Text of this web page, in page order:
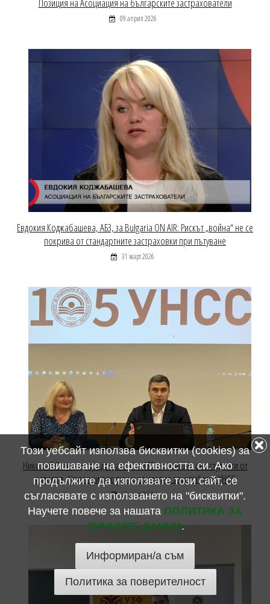
09 април 2026
Евдокия Коджабашева, АБЗ, за Bulgaria ON AIR: Рискът „война“ не се
покрива от стандартните застраховки при пътуване
31 март 2026
Николай Станчев, председател на АБЗ се срещна със студенти от
катедра „Човешки ресурси и социална защита“ към УНСС
25 март 2026
Този уебсайт използва бисквитки (cookies) за
повишаване на ефективността си. Ако
продължите да използвате този сайт, се
съгласявате с използването на "бисквитки".
Научете повече за нашата ПОЛИТИКА ЗА
ЛИЧНИТЕ ДАННИ.
Информиран/а съм
Политика за поверителност